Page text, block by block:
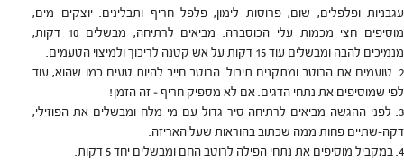
עגבניות ופלפלים, שום, פרוסות לימון, פלפל חריף ותבלינים. יוצקים מים,
מוסיפים חצי מכמות עלי הכוסברה. מביאים לרתיחה, מבשלים 10 דקות,
מנמיכים להבה ומבשלים עוד 15 דקות על אש קטנה לריכוך ולמיצוי הטעמים.
טועמים את הרוטב ומתקנים תיבול. הרוטב חייב להיות טעים כמו שהוא, עוד
לפי שמוסיפים את נתחי הדגים. אם לא מספיק חריף – זה הזמן!
לפני ההגשה מביאים לרתיחה סיר גדול עם מי מלח ומבשלים את הפוזילי,
דקה-שתיים פחות ממה שכתוב בהוראות שעל האריזה.
במקביל מוסיפים את נתחי הפילה לרוטב החם ומבשלים יחד 5 דקות.